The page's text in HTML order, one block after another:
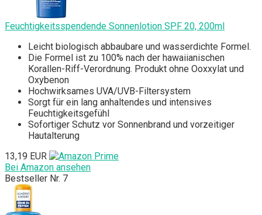
Feuchtigkeitsspendende Sonnenlotion SPF 20, 200ml
Leicht biologisch abbaubare und wasserdichte Formel.
Die Formel ist zu 100% nach der hawaiianischen
Korallen-Riff-Verordnung. Produkt ohne Ooxxylat und
Oxybenon
Hochwirksames UVA/UVB-Filtersystem
Sorgt für ein lang anhaltendes und intensives
Feuchtigkeitsgefühl
Sofortiger Schutz vor Sonnenbrand und vorzeitiger
Hautalterung
13,19 EUR
Bei Amazon ansehen
Bestseller Nr. 7